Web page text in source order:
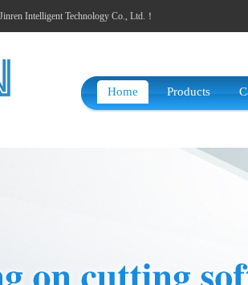
Intelligent Technology Co., Ltd.！
Home Products